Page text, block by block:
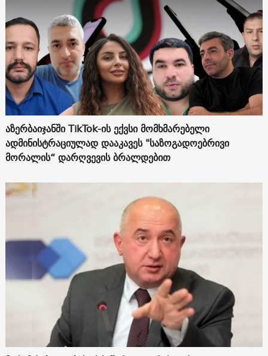
აზერბაიჯანში TikTok-ის ექვსი მომხმარებელი
ადმინისტრაციულად დააკავეს "საზოგადოებრივი
მორალის“ დარღვევის ბრალდებით